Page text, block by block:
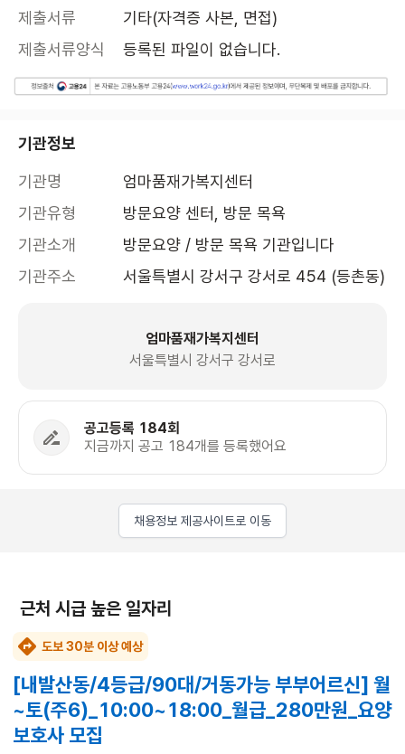
제출서류
기타(자격증 사본, 면접)
제출서류양식
등록된 파일이 없습니다.
기관정보
기관명
엄마품재가복지센터
기관유형
방문요양 센터, 방문 목욕
기관소개
방문요양 / 방문 목욕 기관입니다
기관주소
서울특별시 강서구 강서로 454 (등촌동)
엄마품재가복지센터
서울특별시 강서구 강서로
공고등록 184회
지금까지 공고 184개를 등록했어요
채용정보 제공사이트로 이동
근처 시급 높은 일자리
도보 30분 이상 예상
[내발산동/4등급/90대/거동가능 부부어르신] 월
~토(주6)_10:00~18:00_월급_280만원_요양
보호사 모집